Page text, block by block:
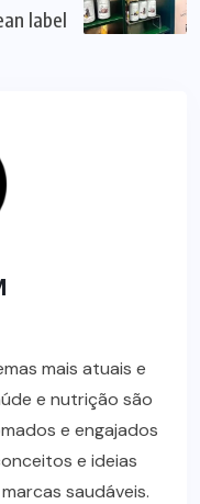
label
mais atuais e
e nutrição são
e engajados
e ideias
saudáveis.